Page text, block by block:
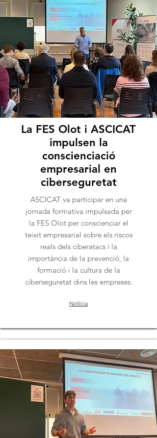
La FES Olot i ASCICAT
impulsen la
conscienciació
empresarial en
ciberseguretat
ASCICAT va participar en una
jornada formativa impulsada per
la FES Olot per conscienciar el
teixit empresarial sobre els riscos
reals dels ciberatacs i la
importància de la prevenció, la
formació i la cultura de la
ciberseguretat dins les empreses.
Notícia